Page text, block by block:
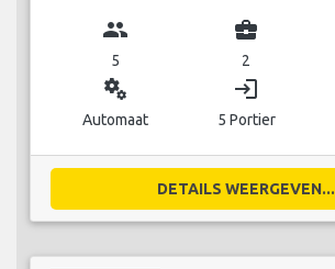
group
5
business_center
2
miscellaneous_services
Automaat
login
5 Portier
DETAILS WEERGEVEN...